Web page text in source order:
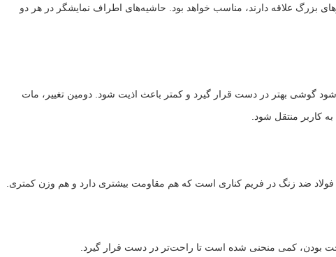
به نمایشگرهای بزرگ علاقه دارند، مناسب خواهد بود. حاشیه‌های اطراف نمایشگر در هر دو
که باعث می‌شود گوشی بهتر در دست قرار گیرد و کمتر باعث اذیت شود. دومین تغییر، مات
کاربر منتقل شود.
پرو مکس چندین تغییر مهم داشته‌اند که باعث شده این گوشی‌ها کامل‌تر به نظر برسند. اولین تغییر استفاده از تیتانیوم گرید 5 به‌جای فولاد ضد زنگ در فریم کناری است که هم مقاومت بیشتری دارد و هم وزن کمتری.
بودن، کمی منحنی شده است تا راحت‌تر در دست قرار گیرد.